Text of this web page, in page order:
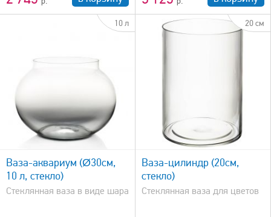
10 л
Ваза-аквариум (Ø30см,
10 л, стекло)
Стеклянная ваза в виде шара
20 см
быстрый просмотр
Ваза-цилиндр (20см,
стекло)
Стеклянная ваза для цветов